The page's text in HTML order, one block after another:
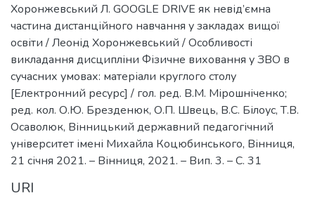
Хоронжевський Л. GOOGLE DRIVE як невід’ємна
частина дистанційного навчання у закладах вищої
освіти / Леонід Хоронжевський / Особливості
викладання дисципліни Фізичне виховання у ЗВО в
сучасних умовах: матеріали круглого столу
[Електронний ресурс] / гол. ред. В.М. Мірошніченко;
ред. кол. О.Ю. Брезденюк, О.П. Швець, В.С. Білоус, Т.В.
Осаволюк, Вінницький державний педагогічний
університет імені Михайла Коцюбинського, Вінниця,
21 січня 2021. – Вінниця, 2021. – Вип. 3. – С. 31
URI